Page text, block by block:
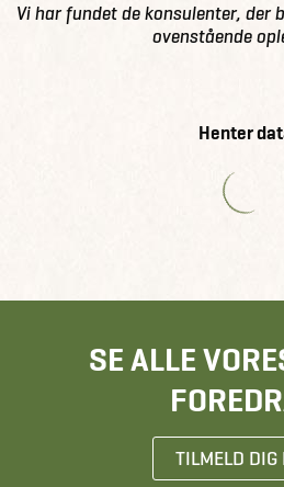
Vi har fundet de konsulenter, der
ovenstående
Henter
SE ALLE
TILMELD DIG